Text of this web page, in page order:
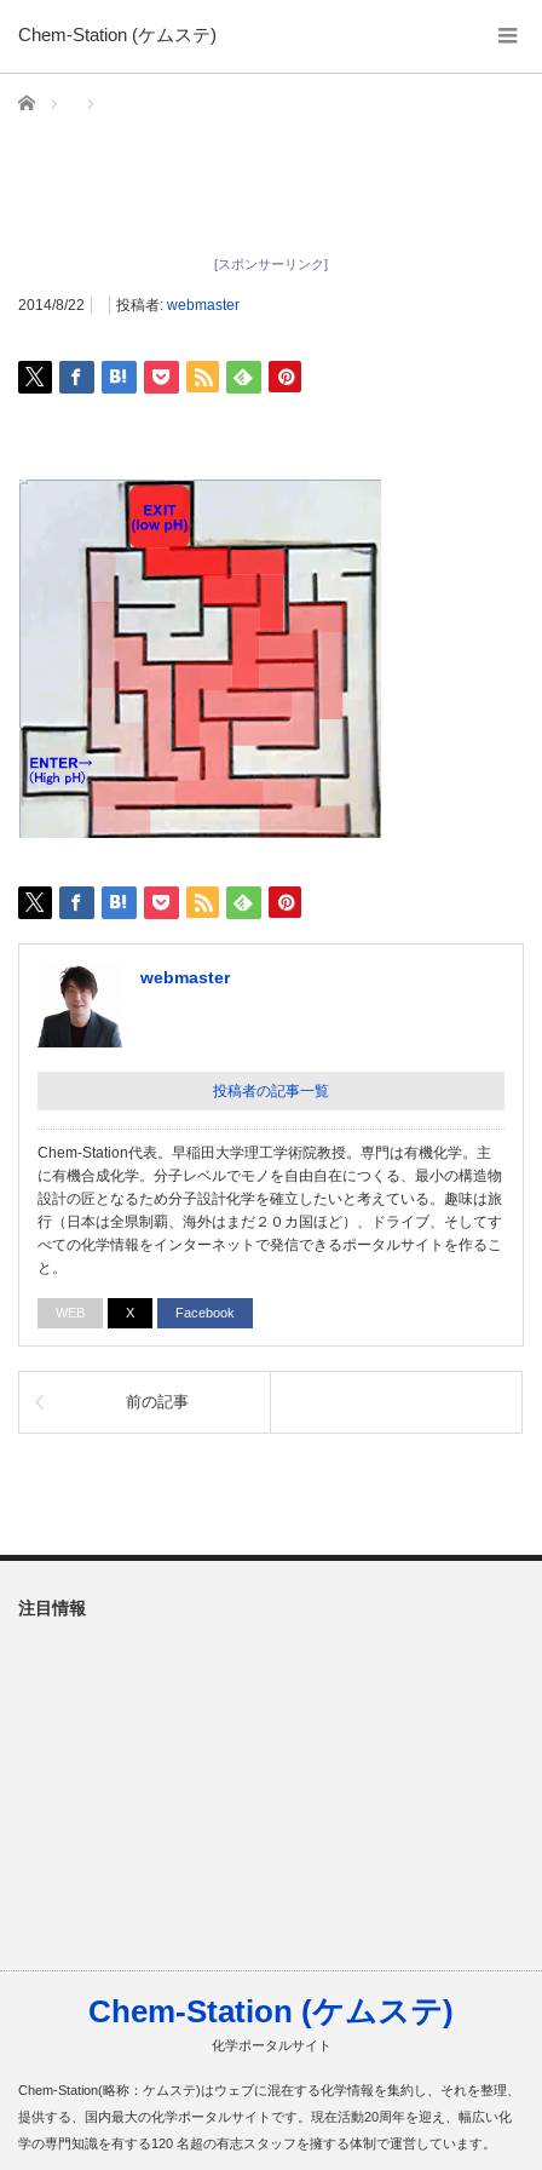
Chem-Station (ケムステ)
ホーム
[スポンサーリンク]
2014/8/22 投稿者: webmaster
webmaster
投稿者の記事一覧
Chem-Station代表。早稲田大学理工学術院教授。専門は有機化学。主
に有機合成化学。分子レベルでモノを自由自在につくる、最小の構造物
設計の匠となるため分子設計化学を確立したいと考えている。趣味は旅
行（日本は全県制覇、海外はまだ２０カ国ほど）、ドライブ、そしてす
べての化学情報をインターネットで発信できるポータルサイトを作るこ
と。
WEB X Facebook
前の記事
注目情報
Chem-Station (ケムステ)
化学ポータルサイト
Chem-Station(略称：ケムステ)はウェブに混在する化学情報を集約し、それを整理、
提供する、国内最大の化学ポータルサイトです。現在活動20周年を迎え、幅広い化
学の専門知識を有する120 名超の有志スタッフを擁する体制で運営しています。